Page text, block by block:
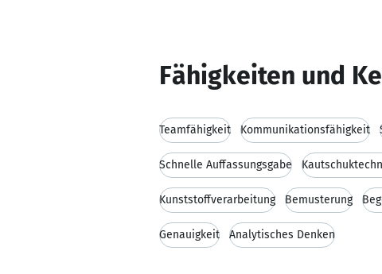
Fähigkeiten und
Teamfähigkeit Kommunikationsfähigkeit
Schnelle Auffassungsgabe
Kunststoffverarbeitung Bemusterung
Genauigkeit Analytisches Denken